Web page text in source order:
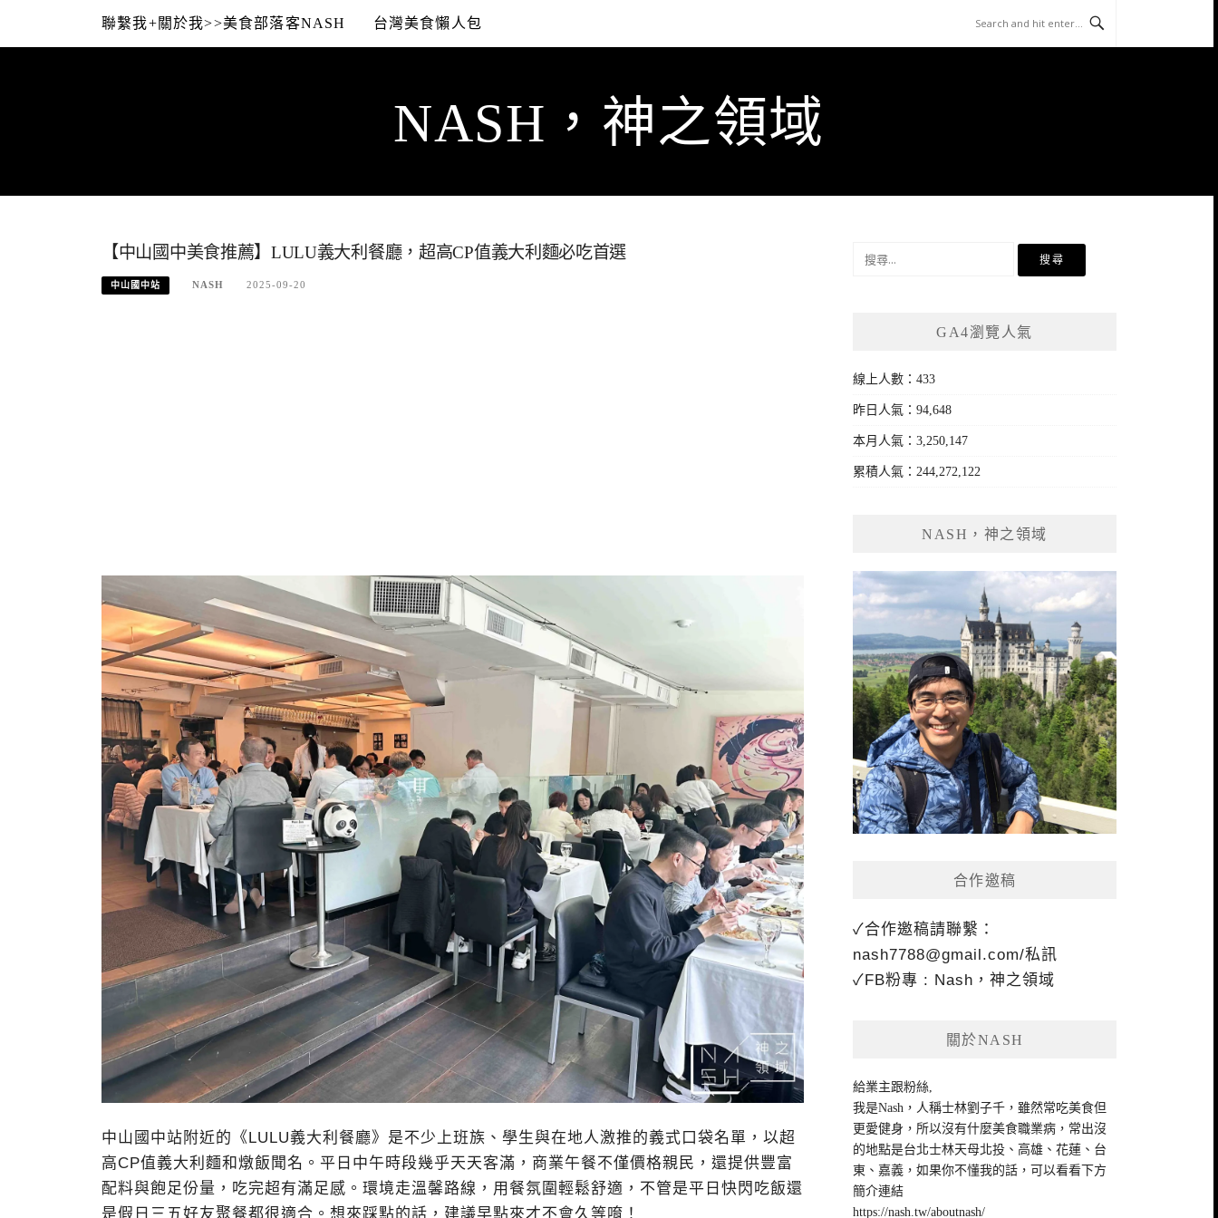
content
聯繫我+關於我>>美食部落客NASH 台灣美食懶人包
NASH，神之領域
【中山國中美食推薦】LULU義大利餐廳，超高CP值義大利麵必吃首選
中山國中站 NASH 2025-09-20
中山國中站附近的《LULU義大利餐廳》是不少上班族、學生與在地人激推的義式口袋名單，以超
高CP值義大利麵和燉飯聞名。平日中午時段幾乎天天客滿，商業午餐不僅價格親民，還提供豐富
配料與飽足份量，吃完超有滿足感。環境走溫馨路線，用餐氛圍輕鬆舒適，不管是平日快閃吃飯還
是假日三五好友聚餐都很適合。想來踩點的話，建議早點來才不會久等唷！
GA4瀏覽人氣
線上人數：433
昨日人氣：94,648
本月人氣：3,250,147
累積人氣：244,272,122
NASH，神之領域
合作邀稿
✓合作邀稿請聯繫：
nash7788@gmail.com/私訊
✓FB粉專 : Nash，神之領域
關於NASH
給業主跟粉絲,
我是Nash，人稱士林劉子千，雖然常吃美食但
更愛健身，所以沒有什麼美食職業病，常出沒
的地點是台北士林天母北投、高雄、花蓮、台
東、嘉義，如果你不懂我的話，可以看看下方
簡介連結
https://nash.tw/aboutnash/